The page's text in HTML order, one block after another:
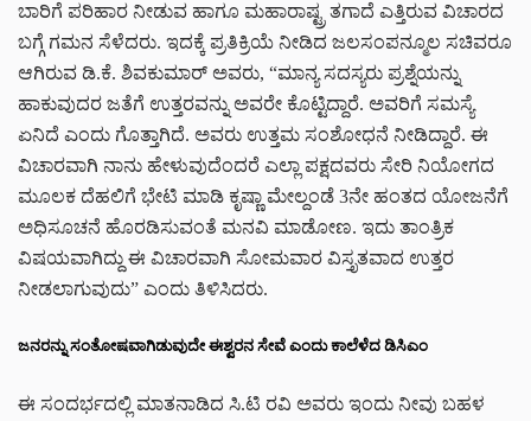
ಬಾರಿಗೆ ಪರಿಹಾರ ನೀಡುವ ಹಾಗೂ ಮಹಾರಾಷ್ಟ್ರ ತಗಾದೆ ಎತ್ತಿರುವ ವಿಚಾರದ
ಬಗ್ಗೆ ಗಮನ ಸೆಳೆದರು. ಇದಕ್ಕೆ ಪ್ರತಿಕ್ರಿಯೆ ನೀಡಿದ ಜಲಸಂಪನ್ಮೂಲ ಸಚಿವರೂ
ಆಗಿರುವ ಡಿ.ಕೆ. ಶಿವಕುಮಾರ್ ಅವರು, “ಮಾನ್ಯ ಸದಸ್ಯರು ಪ್ರಶ್ನೆಯನ್ನು
ಹಾಕುವುದರ ಜತೆಗೆ ಉತ್ತರವನ್ನು ಅವರೇ ಕೊಟ್ಟಿದ್ದಾರೆ. ಅವರಿಗೆ ಸಮಸ್ಯೆ
ಏನಿದೆ ಎಂದು ಗೊತ್ತಾಗಿದೆ. ಅವರು ಉತ್ತಮ ಸಂಶೋಧನೆ ನೀಡಿದ್ದಾರೆ. ಈ
ವಿಚಾರವಾಗಿ ನಾನು ಹೇಳುವುದೆಂದರೆ ಎಲ್ಲಾ ಪಕ್ಷದವರು ಸೇರಿ ನಿಯೋಗದ
ಮೂಲಕ ದೆಹಲಿಗೆ ಭೇಟಿ ಮಾಡಿ ಕೃಷ್ಣಾ ಮೇಲ್ದಂಡೆ 3ನೇ ಹಂತದ ಯೋಜನೆಗೆ
ಅಧಿಸೂಚನೆ ಹೊರಡಿಸುವಂತೆ ಮನವಿ ಮಾಡೋಣ. ಇದು ತಾಂತ್ರಿಕ
ವಿಷಯವಾಗಿದ್ದು ಈ ವಿಚಾರವಾಗಿ ಸೋಮವಾರ ವಿಸ್ತೃತವಾದ ಉತ್ತರ
ನೀಡಲಾಗುವುದು” ಎಂದು ತಿಳಿಸಿದರು.
ಜನರನ್ನು ಸಂತೋಷವಾಗಿಡುವುದೇ ಈಶ್ವರನ ಸೇವೆ ಎಂದು ಕಾಲೆಳೆದ ಡಿಸಿಎಂ
ಈ ಸಂದರ್ಭದಲ್ಲಿ ಮಾತನಾಡಿದ ಸಿ.ಟಿ ರವಿ ಅವರು ಇಂದು ನೀವು ಬಹಳ